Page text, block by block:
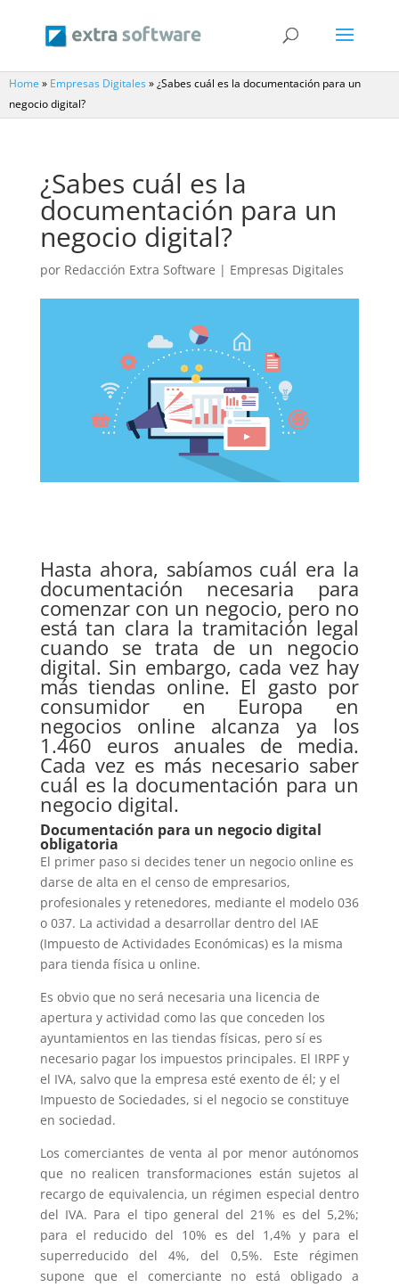
Home » Empresas Digitales» ¿Sabes cuál es la documentación para un
negocio digital?
¿Sabes cuál es la
documentación para un
negocio digital?
por Redacción Extra Software | Empresas Digitales
Hasta ahora, sabíamos cuál era la
documentación necesaria para
comenzar con un negocio, pero no
está tan clara la tramitación legal
cuando se trata de un negocio
digital. Sin embargo, cada vez hay
más tiendas online. El gasto por
consumidor en Europa en
negocios online alcanza ya los
1.460 euros anuales de media.
Cada vez es más necesario saber
cuál es la documentación para un
negocio digital.
Documentación para un negocio digital
obligatoria
El primer paso si decides tener un negocio online es
darse de alta en el censo de empresarios,
profesionales y retenedores, mediante el modelo 036
o 037. La actividad a desarrollar dentro del IAE
(Impuesto de Actividades Económicas) es la misma
para tienda física u online.
Es obvio que no será necesaria una licencia de
apertura y actividad como las que conceden los
ayuntamientos en las tiendas físicas, pero sí es
necesario pagar los impuestos principales. El IRPF y
el IVA, salvo que la empresa esté exento de él; y el
Impuesto de Sociedades, si el negocio se constituye
en sociedad.
Los comerciantes de venta al por menor autónomos
que no realicen transformaciones están sujetos al
recargo de equivalencia, un régimen especial dentro
del IVA. Para el tipo general del 21% es del 5,2%;
para el reducido del 10% es del 1,4% y para el
superreducido del 4%, del 0,5%. Este régimen
supone que el comerciante no está obligado a